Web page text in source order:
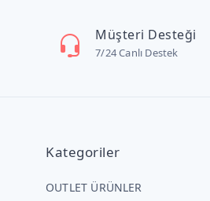
Müşteri Desteği
7/24 Canlı Destek
Kategoriler
OUTLET ÜRÜNLER